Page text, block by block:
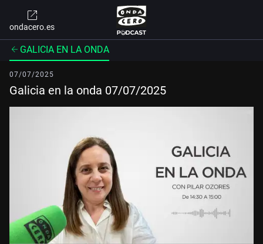
ondacero.es
GALICIA EN LA ONDA
07/07/2025
Galicia en la onda 07/07/2025